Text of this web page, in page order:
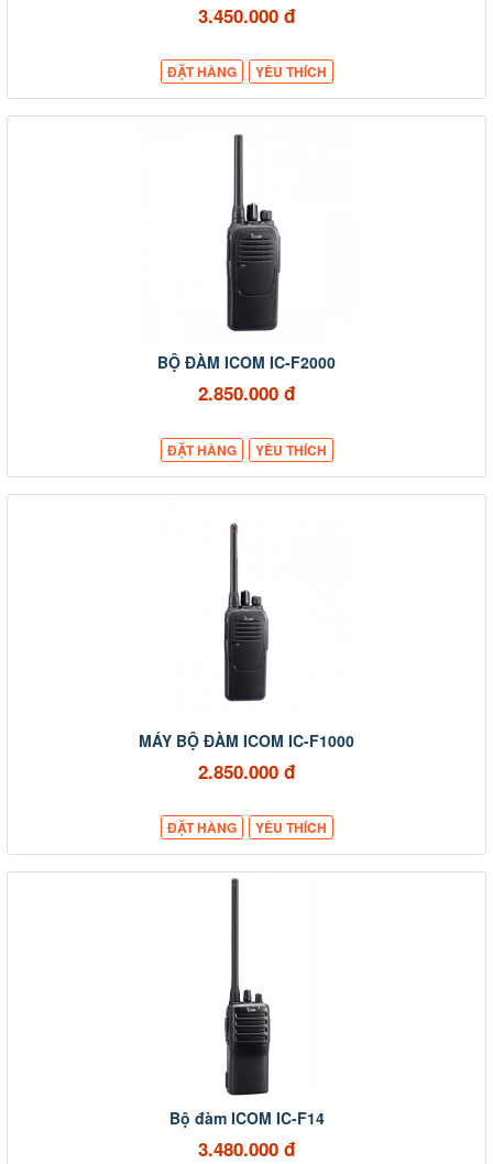
3.450.000 đ
ĐẶT HÀNG YÊU THÍCH
BỘ ĐÀM ICOM IC-F2000
2.850.000 đ
ĐẶT HÀNG YÊU THÍCH
MÁY BỘ ĐÀM ICOM IC-F1000
2.850.000 đ
ĐẶT HÀNG YÊU THÍCH
Bộ đàm ICOM IC-F14
3.480.000 đ